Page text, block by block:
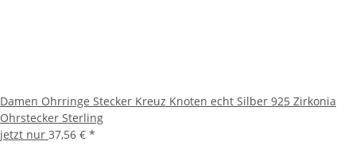
Damen Ohrringe Stecker Kreuz Knoten echt Silber 925 Zirkonia
Ohrstecker Sterling
jetzt nur 37,56 € *